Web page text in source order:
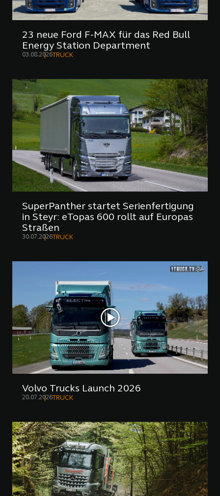
23 neue Ford F-MAX für das Red Bull
Energy Station Department
03.08.2026TRUCK
SuperPanther startet Serienfertigung
in Steyr: eTopas 600 rollt auf Europas
Straßen
30.07.2026TRUCK
Volvo Trucks Launch 2026
28.07.2026TRUCK